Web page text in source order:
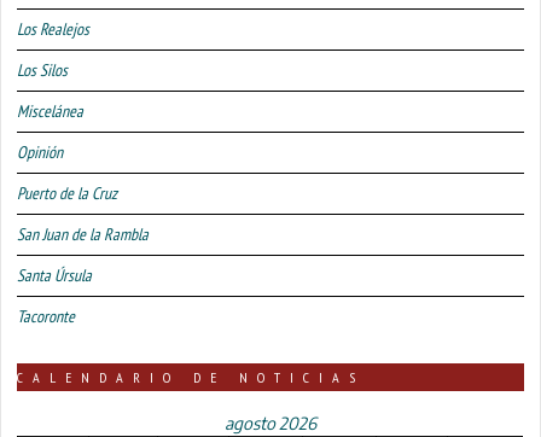
Los Realejos
Los Silos
Miscelánea
Opinión
Puerto de la Cruz
San Juan de la Rambla
Santa Úrsula
Tacoronte
CALENDARIO DE NOTICIAS
agosto 2026